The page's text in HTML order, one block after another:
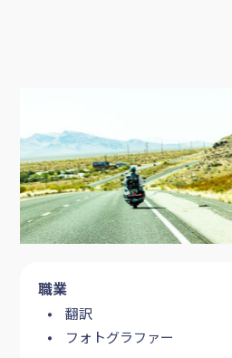
職業
翻訳
フォトグラファー